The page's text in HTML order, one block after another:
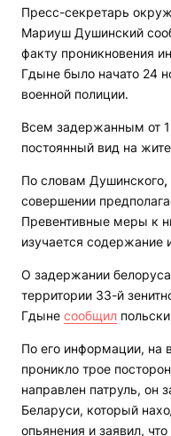
Пресс-секретарь
Мариуш Душинский
факту проникновения
Гдыне было начато 24
военной полиции.
Всем задержанным от
постоянный вид на
По словам Душинского,
совершении
Превентивные меры к
изучается содержание
О задержании
территории 33-й
Гдыне сообщил
По его информации, на
проникло трое
направлен патруль, он
Беларуси, который
опьянения и заявил,